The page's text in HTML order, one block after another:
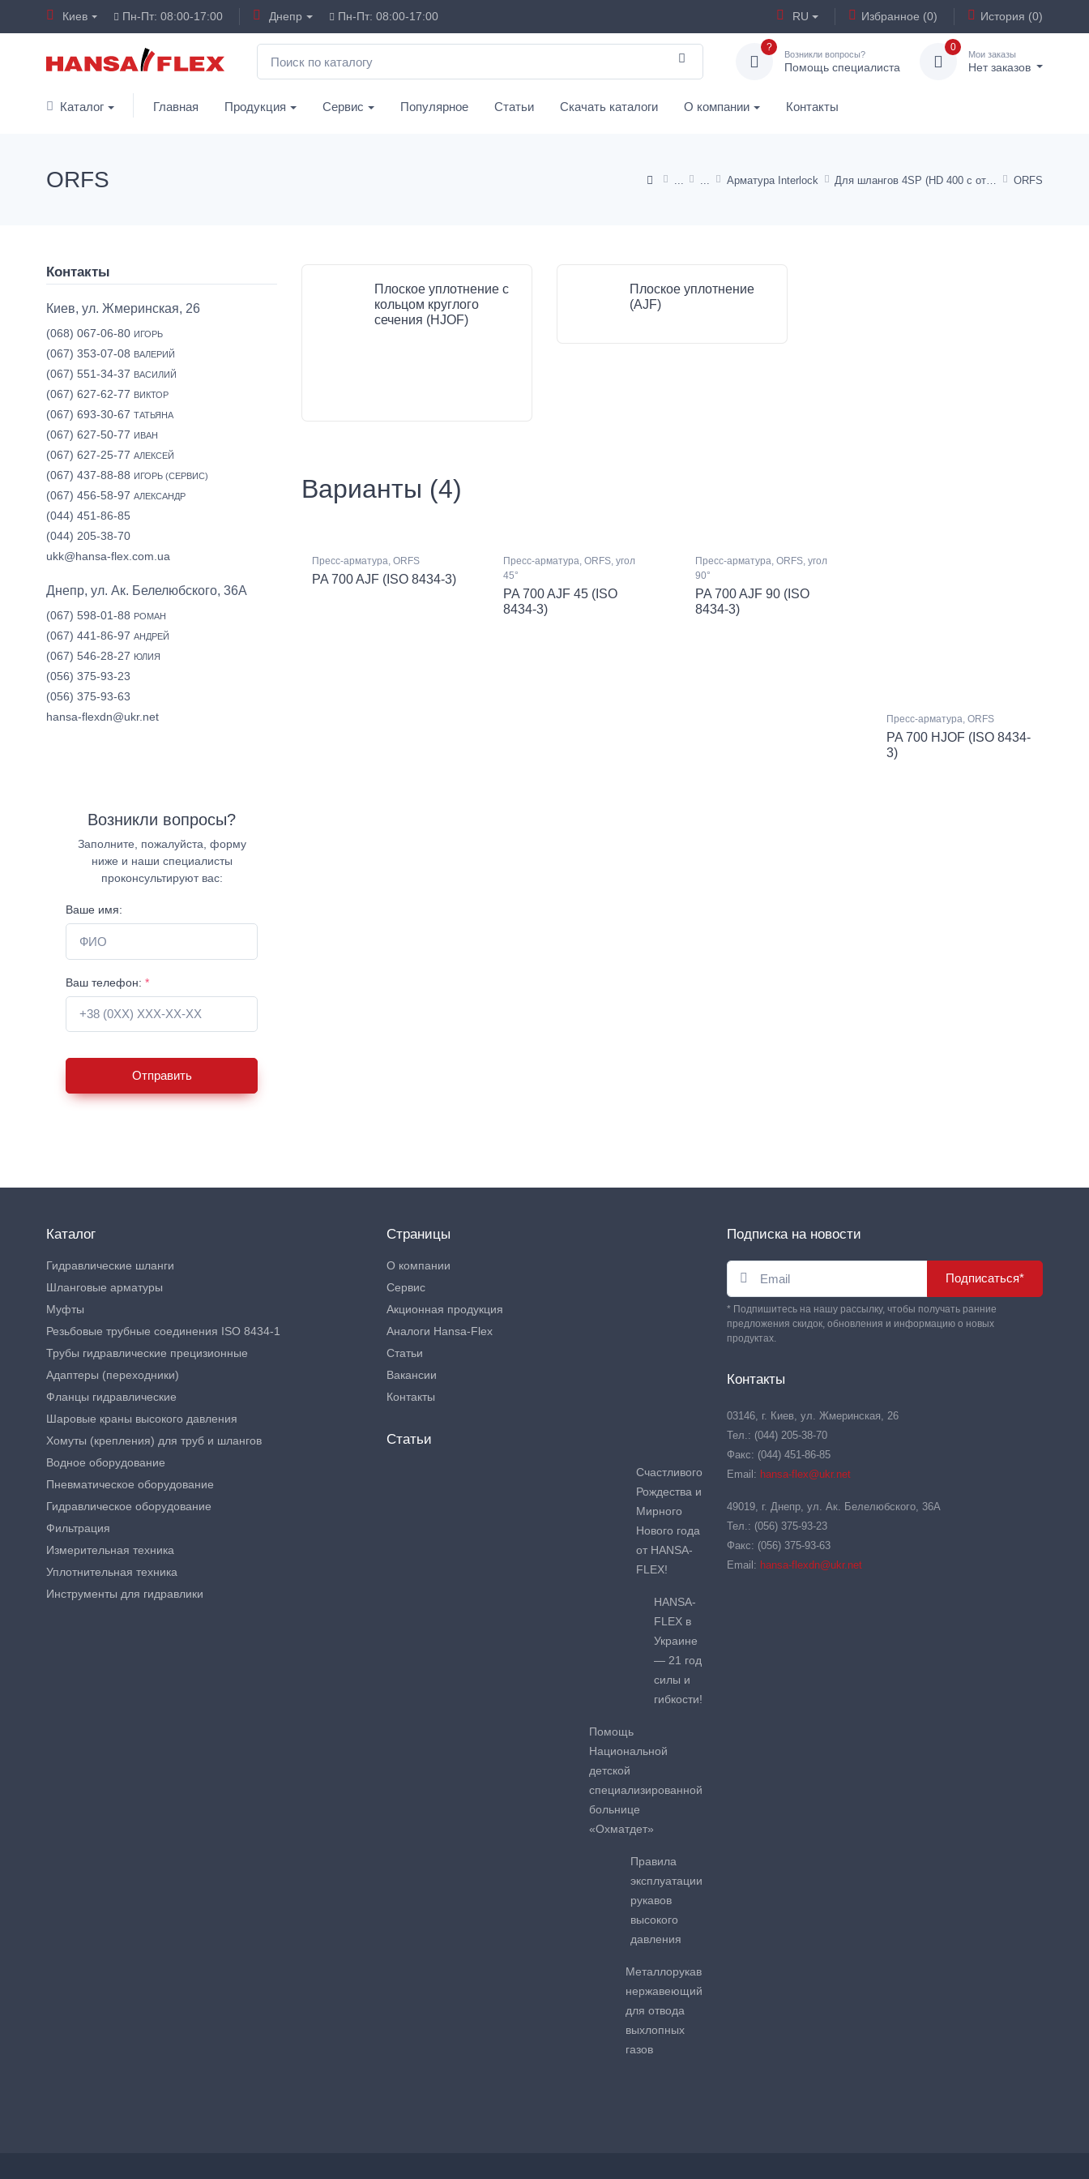
Киев Пн-Пт: 08:00-17:00 Днепр Пн-Пт: 08:00-17:00 RU Избранное (0) История (0)
?
Возникли вопросы?
Помощь специалиста
0
Мои заказы
Нет заказов
Каталог Главная Продукция Сервис Популярное Статьи Скачать каталоги О компании Контакты
Арматура Interlock Для шлангов 4SP (HD 400 с отрывным предохранителем) ORFS
ORFS
Плоское уплотнение с
кольцом круглого
сечения (HJOF)
Плоское уплотнение
(AJF)
Варианты (4)
Пресс-арматура, ORFS
PA 700 AJF (ISO 8434-3)
Пресс-арматура, ORFS, угол
45°
PA 700 AJF 45 (ISO
8434-3)
Пресс-арматура, ORFS, угол
90°
PA 700 AJF 90 (ISO
8434-3)
Пресс-арматура, ORFS
PA 700 HJOF (ISO 8434-
3)
Контакты
Киев, ул. Жмеринская, 26
(068) 067-06-80 ИГОРЬ
(067) 353-07-08 ВАЛЕРИЙ
(067) 551-34-37 ВАСИЛИЙ
(067) 627-62-77 ВИКТОР
(067) 693-30-67 ТАТЬЯНА
(067) 627-50-77 ИВАН
(067) 627-25-77 АЛЕКСЕЙ
(067) 437-88-88 ИГОРЬ (СЕРВИС)
(067) 456-58-97 АЛЕКСАНДР
(044) 451-86-85
(044) 205-38-70
ukk@hansa-flex.com.ua
Днепр, ул. Ак. Белелюбского, 36А
(067) 598-01-88 РОМАН
(067) 441-86-97 АНДРЕЙ
(067) 546-28-27 ЮЛИЯ
(056) 375-93-23
(056) 375-93-63
hansa-flexdn@ukr.net
Возникли вопросы?
Заполните, пожалуйста, форму
ниже и наши специалисты
проконсультируют вас:
Ваше имя:
Ваш телефон: *
Отправить
Каталог
Гидравлические шланги
Шланговые арматуры
Муфты
Резьбовые трубные соединения ISO 8434-1
Трубы гидравлические прецизионные
Адаптеры (переходники)
Фланцы гидравлические
Шаровые краны высокого давления
Хомуты (крепления) для труб и шлангов
Водное оборудование
Пневматическое оборудование
Гидравлическое оборудование
Фильтрация
Измерительная техника
Уплотнительная техника
Инструменты для гидравлики
Страницы
О компании
Сервис
Акционная продукция
Аналоги Hansa-Flex
Статьи
Вакансии
Контакты
Статьи
Счастливого
Рождества и
Мирного
Нового года
от HANSA-
FLEX!
HANSA-
FLEX в
Украине
— 21 год
силы и
гибкости!
Помощь
Национальной
детской
специализированной
больнице
«Охматдет»
Правила
эксплуатации
рукавов
высокого
давления
Металлорукав
нержавеющий
для отвода
выхлопных
газов
Подписка на новости
Подписаться*
* Подпишитесь на нашу рассылку, чтобы получать ранние
предложения скидок, обновления и информацию о новых
продуктах.
Контакты
03146, г. Киев, ул. Жмеринская, 26
Тел.: (044) 205-38-70
Факс: (044) 451-86-85
Email: hansa-flex@ukr.net
49019, г. Днепр, ул. Ак. Белелюбского, 36А
Тел.: (056) 375-93-23
Факс: (056) 375-93-63
Email: hansa-flexdn@ukr.net